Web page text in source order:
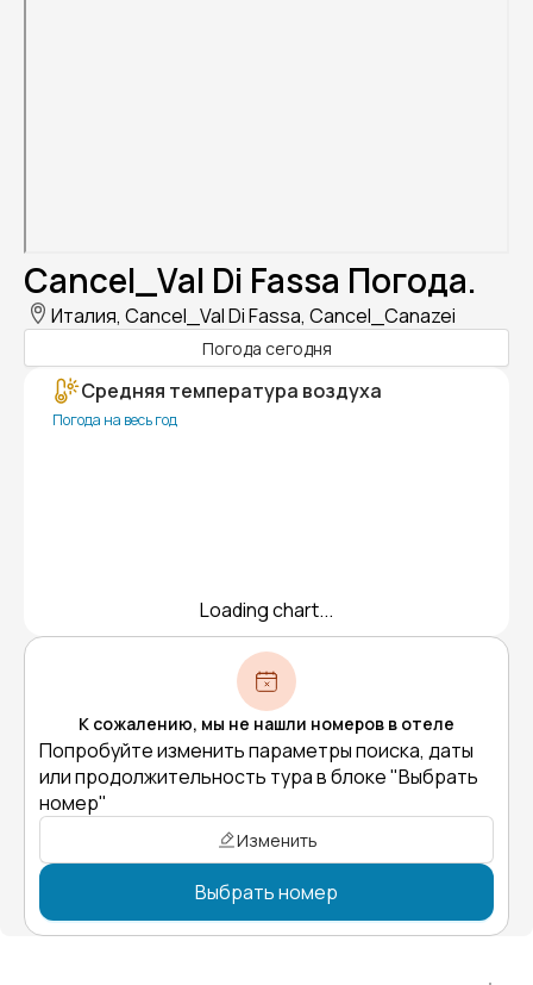
Cancel_Val Di Fassa Погода.
Италия, Cancel_Val Di Fassa, Cancel_Canazei
Погода сегодня
Средняя температура воздуха
Погода на весь год
Loading chart...
К сожалению, мы не нашли номеров в отеле
Попробуйте изменить параметры поиска, даты
или продолжительность тура в блоке "Выбрать
номер"
Изменить
Выбрать номер